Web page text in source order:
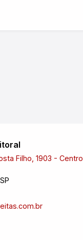
Filho, 1903 - Centro,